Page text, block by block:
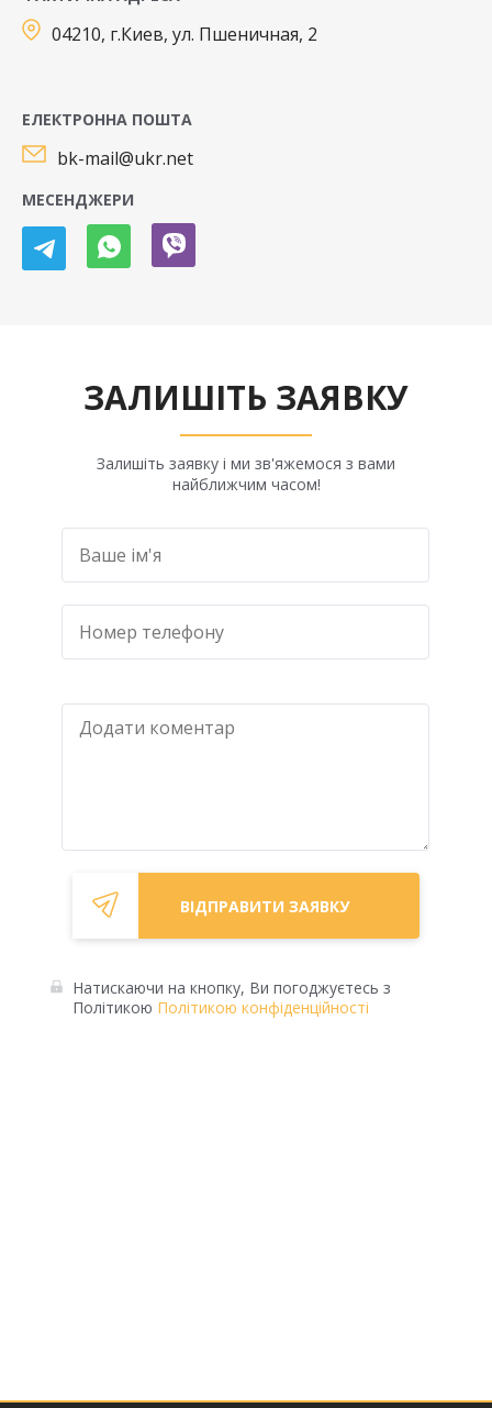
04210, г.Киев, ул. Пшеничная, 2
ЕЛЕКТРОННА ПОШТА
bk-mail@ukr.net
МЕСЕНДЖЕРИ
ЗАЛИШІТЬ ЗАЯВКУ
Залишіть заявку і ми зв'яжемося з вами
найближчим часом!
Натискаючи на кнопку, Ви погоджуєтесь з
Політикою Політикою конфіденційності